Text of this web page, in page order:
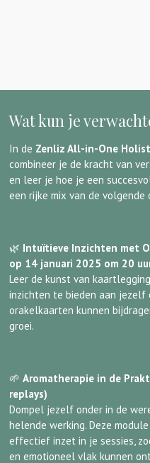
Wat kun je
In de Zenliz All-in-One
combineer je de kracht van
en leer je hoe je een
een rijke mix van de volgende
🌿 Intuïtieve Inzichten met
op 14 januari 2025 om 20
Leer de kunst van
inzichten te bieden aan jezelf
orakelkaarten kunnen
groei.
🌱 Aromatherapie in de
replays)
Dompel jezelf onder in de
helende werking. Deze
effectief inzet in je sessies,
en emotioneel vlak kunnen